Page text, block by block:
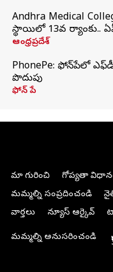
Andhra Medical
స్థాయిలో 13వ ర్యాంకు..
ఆంధ్రప్రదేశ్
PhonePe: ఫోన్‌పేలో
పొదుపు
ఫోన్‌ పే
మా గురించి గోప్యతా
మమ్మల్ని సంప్రదించండి
వార్తలు
న్యూస్ ఆర్కైవ్
మమ్మల్ని అనుసరించండి